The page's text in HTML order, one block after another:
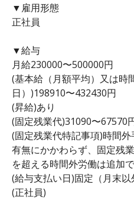
▼雇用形態
正社員
▼給与
月給230000〜500000円
(基本給（月額平均）又は時
日）)198910〜432430円
(昇給)あり
(固定残業代)31090〜67570
(固定残業代特記事項)時間
有無にかかわらず、固定残
を超える時間外労働は追加で
(給与支払い日)固定（月末以
(正社員)